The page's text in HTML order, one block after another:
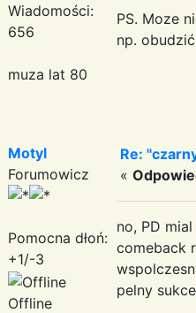
Wiadomości:
656
muza lat 80
PS. Moze
np.
Motyl
Forumowicz
Pomocna dłoń:
+1/-3
Offline
Re:
«
no, PD
comeback
pelny